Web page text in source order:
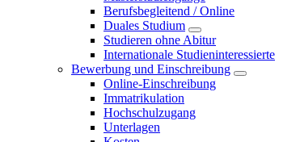
Berufsbegleitend / Online
Duales Studium
Studieren ohne Abitur
Internationale Studieninteressierte
Bewerbung und Einschreibung
Online-Einschreibung
Immatrikulation
Hochschulzugang
Unterlagen